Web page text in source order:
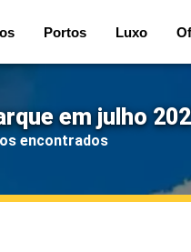
Portos Luxo
em julho
encontrados